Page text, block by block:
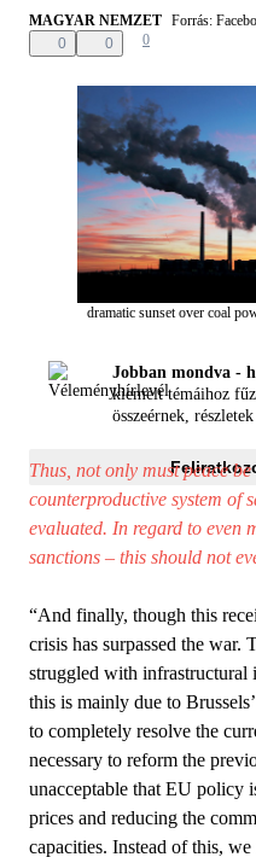
MAGYAR NEMZET Forrás:
0
0 0
dramatic sunset over coal
Jobban mondva -
kiemelt témáihoz
összeérnek, részletek
Thus, not only must peace
counterproductive system of
evaluated. In regard to even
sanctions – this should not
“And finally, though this
crisis has surpassed the war.
struggled with infrastructural
this is mainly due to
to completely resolve the
necessary to reform the
unacceptable that EU policy
prices and reducing the
capacities. Instead of this,